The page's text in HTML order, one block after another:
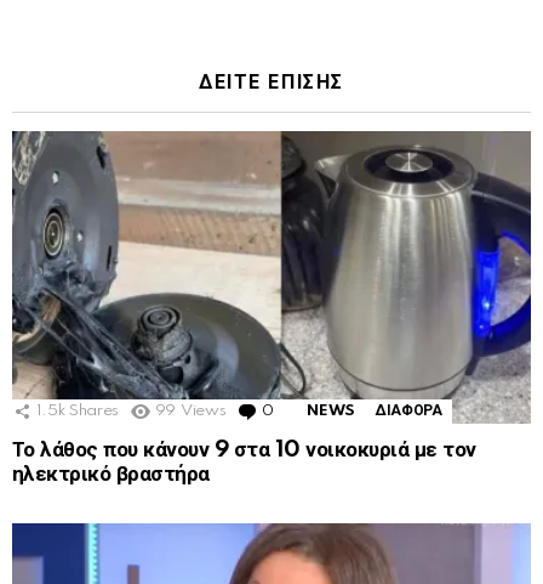
ΔΕΙΤΕ ΕΠΙΣΗΣ
1.5k Shares 99 Views 0 Comments
NEWS ΔΙΑΦΟΡΑ
Το λάθος που κάνουν 9 στα 10 νοικοκυριά με τον
ηλεκτρικό βραστήρα